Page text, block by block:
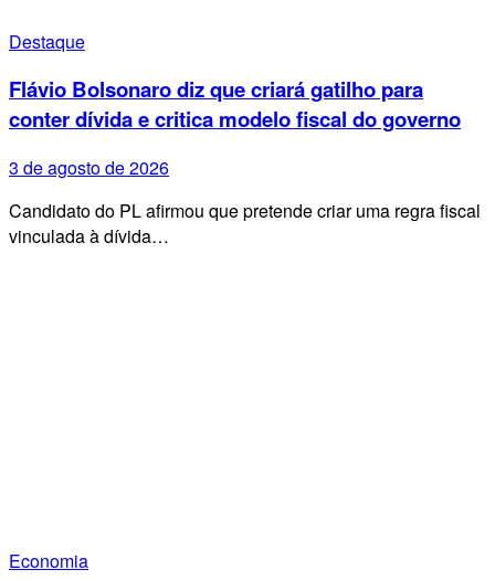
Destaque
Flávio Bolsonaro diz que criará gatilho para
conter dívida e critica modelo fiscal do governo
3 de agosto de 2026
Candidato do PL afirmou que pretende criar uma regra fiscal
vinculada à dívida…
Economia